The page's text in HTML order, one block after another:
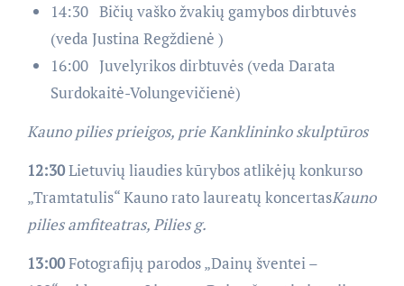
14:30 Bičių vaško žvakių gamybos dirbtuvės
(veda Justina Regždienė )
16:00 Juvelyrikos dirbtuvės (veda Darata
Surdokaitė-Volungevičienė)
Kauno pilies prieigos, prie Kanklininko skulptūros
12:30Lietuvių liaudies kūrybos atlikėjų konkurso
„Tramtatulis“ Kauno rato laureatų koncertasKauno
pilies amfiteatras, Pilies g.
13:00Fotografijų parodos „Dainų šventei –